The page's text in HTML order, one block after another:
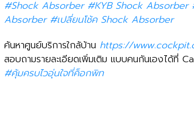
#Shock Absorber #KYB Shock
Absorber #เปลี่ยนโช้ค Shock Absorber
ค้นหาศูนย์บริการใกล้บ้าน https://
สอบถามรายละเอียดเพิ่มเติม แบบคนกันเองได้ที่
#คุ้มครบไวอุ่นใจที่ค็อกพิท